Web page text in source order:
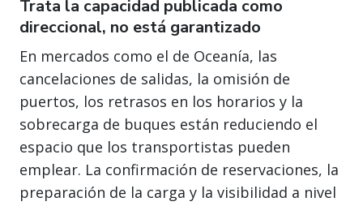
Trata la capacidad publicada como
direccional, no está garantizado
En mercados como el de Oceanía, las
cancelaciones de salidas, la omisión de
puertos, los retrasos en los horarios y la
sobrecarga de buques están reduciendo el
espacio que los transportistas pueden
emplear. La confirmación de reservaciones, la
preparación de la carga y la visibilidad a nivel